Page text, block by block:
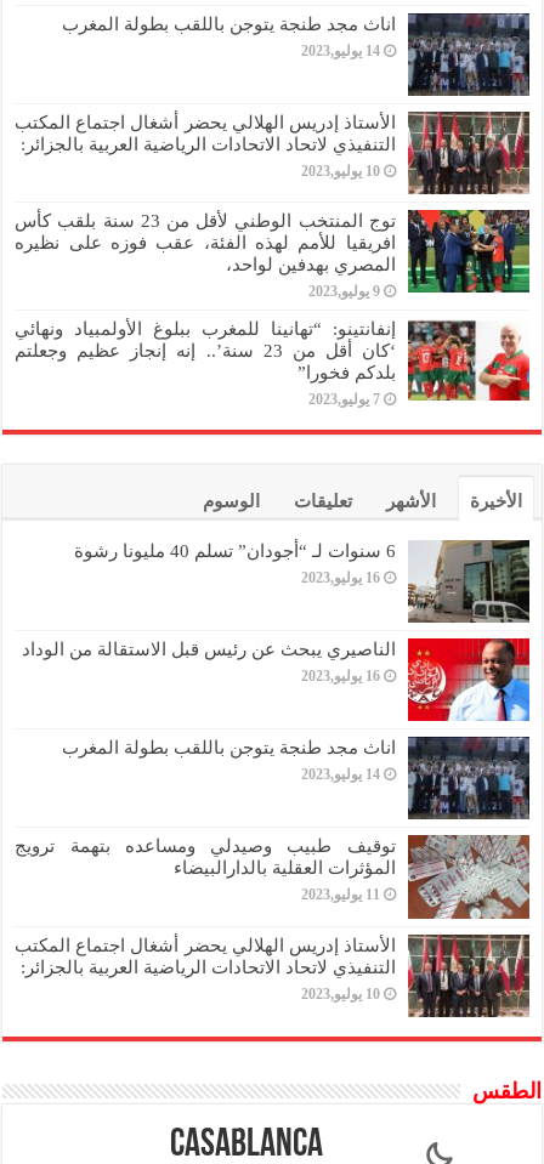
اناث مجد طنجة يتوجن باللقب بطولة المغرب
14 يوليو,2023
الأستاذ إدريس الهلالي يحضر أشغال اجتماع المكتب
التنفيذي لاتحاد الاتحادات الرياضية العربية بالجزائر:
10 يوليو,2023
توج المنتخب الوطني لأقل من 23 سنة بلقب كأس
افريقيا للأمم لهذه الفئة، عقب فوزه على نظيره
المصري بهدفين لواحد،
9 يوليو,2023
إنفانتينو: “تهانينا للمغرب ببلوغ الأولمبياد ونهائي
‘كان أقل من 23 سنة’.. إنه إنجاز عظيم وجعلتم
بلدكم فخورا”
7 يوليو,2023
الأخيرة الأشهر تعليقات الوسوم
6 سنوات لـ “أجودان” تسلم 40 مليونا رشوة
16 يوليو,2023
الناصيري يبحث عن رئيس قبل الاستقالة من الوداد
16 يوليو,2023
اناث مجد طنجة يتوجن باللقب بطولة المغرب
14 يوليو,2023
توقيف طبيب وصيدلي ومساعده بتهمة ترويج
المؤثرات العقلية بالدارالبيضاء
11 يوليو,2023
الأستاذ إدريس الهلالي يحضر أشغال اجتماع المكتب
التنفيذي لاتحاد الاتحادات الرياضية العربية بالجزائر:
10 يوليو,2023
الطقس
Casablanca